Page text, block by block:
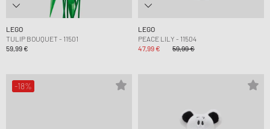
LEGO
TULIP BOUQUET - 11501
59,99 €
LEGO
PEACE LILY - 11504
47,99 €
59,99 €
-18%